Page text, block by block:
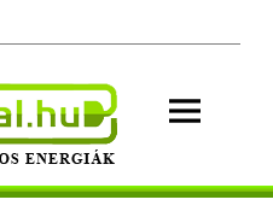
energiák.